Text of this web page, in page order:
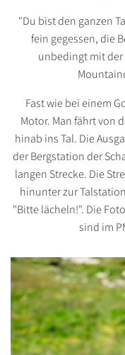
"Du bist den ganzen
fein gegessen, die
unbedingt mit der
Fast wie bei einem
Motor. Man fährt von
hinab ins Tal. Die
der Bergstation der
langen Strecke. Die
hinunter zur
"Bitte lächeln!". Die
sind im